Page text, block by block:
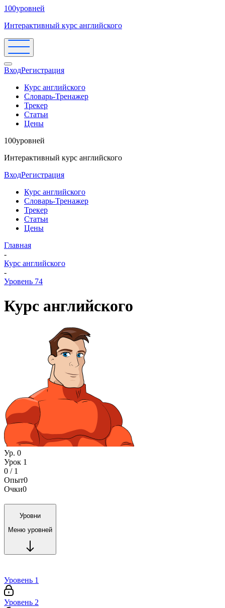
100уровней
Интерактивный курс английского
ВходРегистрация
Курс английского
Словарь-Тренажер
Трекер
Статьи
Цены
100уровней
Интерактивный курс английского
ВходРегистрация
Курс английского
Словарь-Тренажер
Трекер
Статьи
Цены
Главная
-
Курс английского
-
Уровень 74
Курс английского
Ур. 0
Урок 1
0 / 1
Опыт0
Очки0
Уровни
Меню уровней
Уровень 1
Уровень 2